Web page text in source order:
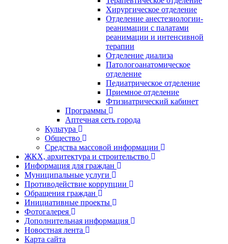
Хирургическое отделение
Отделение анестезиологии-
реанимации с палатами
реанимации и интенсивной
терапии
Отделение диализа
Патологоанатомическое
отделение
Педиатрическое отделение
Приемное отделение
Фтизиатрический кабинет
Программы
Аптечная сеть города
Культура
Общество
Средства массовой информации
ЖКХ, архитектура и строительство
Информация для граждан
Муниципальные услуги
Противодействие коррупции
Обращения граждан
Инициативные проекты
Фотогалерея
Дополнительная информация
Новостная лента
Карта сайта